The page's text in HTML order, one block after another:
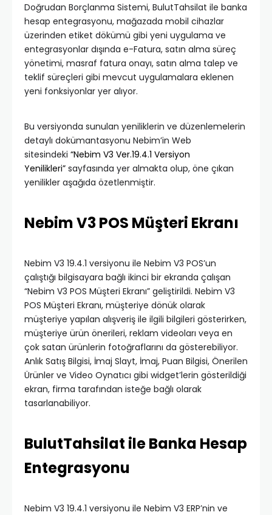
Doğrudan Borçlanma Sistemi, BulutTahsilat ile banka
hesap entegrasyonu, mağazada mobil cihazlar
üzerinden etiket dökümü gibi yeni uygulama ve
entegrasyonlar dışında e-Fatura, satın alma süreç
yönetimi, masraf fatura onayı, satın alma talep ve
teklif süreçleri gibi mevcut uygulamalara eklenen
yeni fonksiyonlar yer alıyor.
Bu versiyonda sunulan yeniliklerin ve düzenlemelerin
detaylı dokümantasyonu Nebim’in Web
sitesindeki “Nebim V3 Ver.19.4.1 Versiyon
Yenilikleri” sayfasında yer almakta olup, öne çıkan
yenilikler aşağıda özetlenmiştir.
Nebim V3 POS Müşteri Ekranı
Nebim V3 19.4.1 versiyonu ile Nebim V3 POS’un
çalıştığı bilgisayara bağlı ikinci bir ekranda çalışan
“Nebim V3 POS Müşteri Ekranı” geliştirildi. Nebim V3
POS Müşteri Ekranı, müşteriye dönük olarak
müşteriye yapılan alışveriş ile ilgili bilgileri gösterirken,
müşteriye ürün önerileri, reklam videoları veya en
çok satan ürünlerin fotoğraflarını da gösterebiliyor.
Anlık Satış Bilgisi, İmaj Slayt, İmaj, Puan Bilgisi, Önerilen
Ürünler ve Video Oynatıcı gibi widget’lerin gösterildiği
ekran, firma tarafından isteğe bağlı olarak
tasarlanabiliyor.
BulutTahsilat ile Banka Hesap
Entegrasyonu
Nebim V3 19.4.1 versiyonu ile Nebim V3 ERP’nin ve